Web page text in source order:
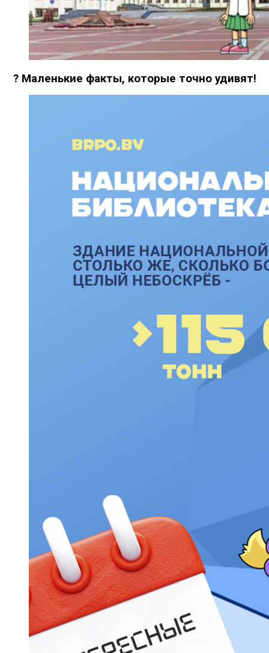
? Маленькие факты, которые точно удивят!